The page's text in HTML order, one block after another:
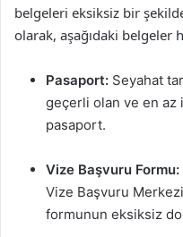
belgeleri eksiksiz bir
olarak, aşağıdaki belgeler
Pasaport: Seyahat
geçerli olan ve en az
pasaport.
Vize Başvuru Formu:
Vize Başvuru
formunun eksiksiz